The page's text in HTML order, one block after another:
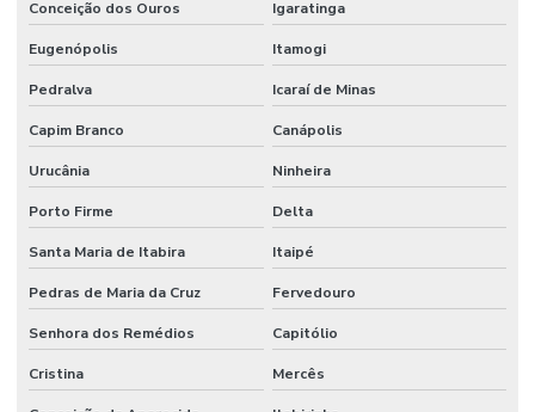
Conceição dos Ouros Igaratinga
Eugenópolis Itamogi
Pedralva Icaraí de Minas
Capim Branco Canápolis
Urucânia Ninheira
Porto Firme Delta
Santa Maria de Itabira Itaipé
Pedras de Maria da Cruz Fervedouro
Senhora dos Remédios Capitólio
Cristina Mercês